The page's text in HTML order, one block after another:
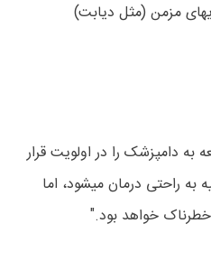
مزمن (مثل دیابت)
دامپزشک را در اولویت قرار
به راحتی درمان میشود، اما
خطرناک خواهد بود."